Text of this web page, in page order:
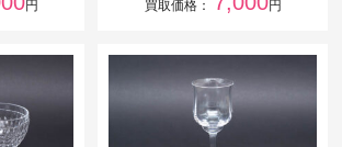
円 買取価格： 円